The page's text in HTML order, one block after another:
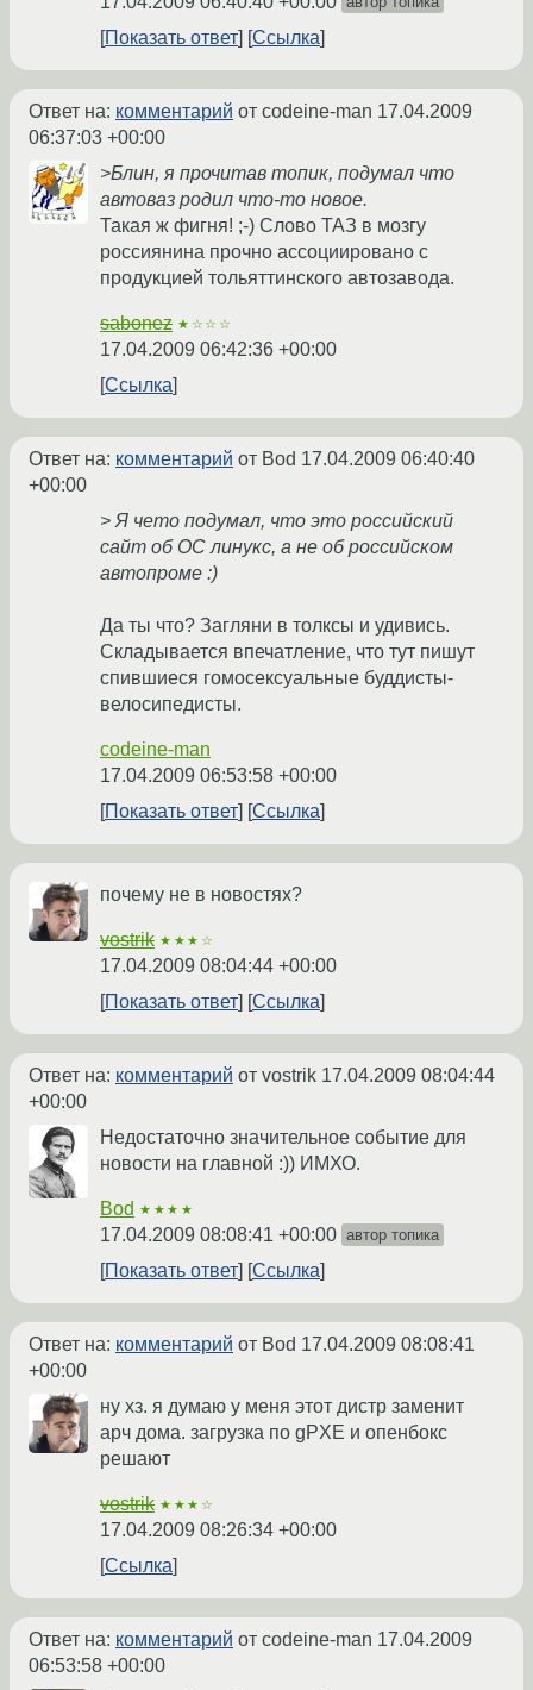
Показать ответ Ссылка
Ответ на: комментарий от codeine-man 17.04.2009
06:37:03 +00:00
>Блин, я прочитав топик, подумал что
автоваз родил что-то новое.
Такая ж фигня! ;-) Слово ТАЗ в мозгу
россиянина прочно ассоциировано с
продукцией тольяттинского автозавода.
sabonez ★☆☆☆
17.04.2009 06:42:36 +00:00
Ссылка
Ответ на: комментарий от Bod 17.04.2009 06:40:40
+00:00
> Я чето подумал, что это российский
сайт об ОС линукс, а не об российском
автопроме :)
Да ты что? Загляни в толксы и удивись.
Складывается впечатление, что тут пишут
спившиеся гомосексуальные буддисты-
велосипедисты.
codeine-man
17.04.2009 06:53:58 +00:00
Показать ответ
Ссылка
почему не в новостях?
vostrik ★★★☆
17.04.2009 08:04:44 +00:00
Показать ответ
Ссылка
Ответ на: комментарий от vostrik 17.04.2009 08:04:44
+00:00
Недостаточно значительное событие для
новости на главной :)) ИМХО.
Bod ★★★★
17.04.2009 08:08:41 +00:00 автор топика
Показать ответ Ссылка
Ответ на: комментарий от Bod 17.04.2009 08:08:41
+00:00
ну хз. я думаю у меня этот дистр заменит
арч дома. загрузка по gPXE и опенбокс
решают
vostrik ★★★☆
17.04.2009 08:26:34 +00:00
Ссылка
Ответ на: комментарий от codeine-man 17.04.2009
06:53:58 +00:00